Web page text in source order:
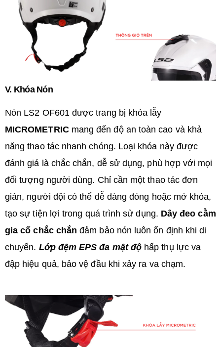
V. Khóa Nón
Nón LS2 OF601 được trang bị khóa lẫy
MICROMETRIC mang đến độ an toàn cao và khả
năng thao tác nhanh chóng. Loại khóa này được
đánh giá là chắc chắn, dễ sử dụng, phù hợp với mọi
đối tượng người dùng. Chỉ cần một thao tác đơn
giản, người đội có thể dễ dàng đóng hoặc mở khóa,
tạo sự tiện lợi trong quá trình sử dụng. Dây đeo cằm
gia cố chắc chắnđảm bảo nón luôn ổn định khi di
chuyển. Lớp đệm EPS đa mật độ hấp thụ lực va
đập hiệu quả, bảo vệ đầu khi xảy ra va chạm.